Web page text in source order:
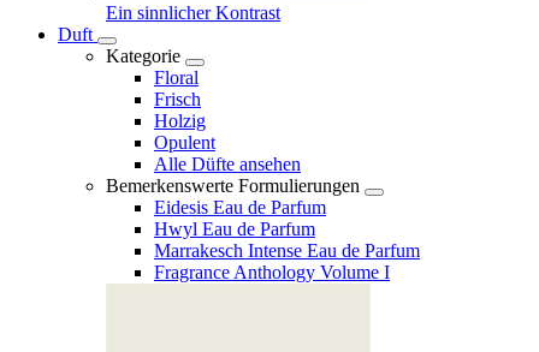
Ein sinnlicher Kontrast
Duft
Kategorie
Floral
Frisch
Holzig
Opulent
Alle Düfte ansehen
Bemerkenswerte Formulierungen
Eidesis Eau de Parfum
Hwyl Eau de Parfum
Marrakesch Intense Eau de Parfum
Fragrance Anthology Volume I